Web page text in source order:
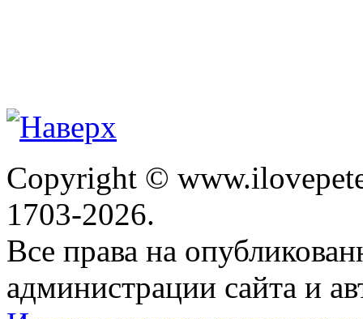
Copyright ©
1703-2026.
Все права на
администрации сайта и